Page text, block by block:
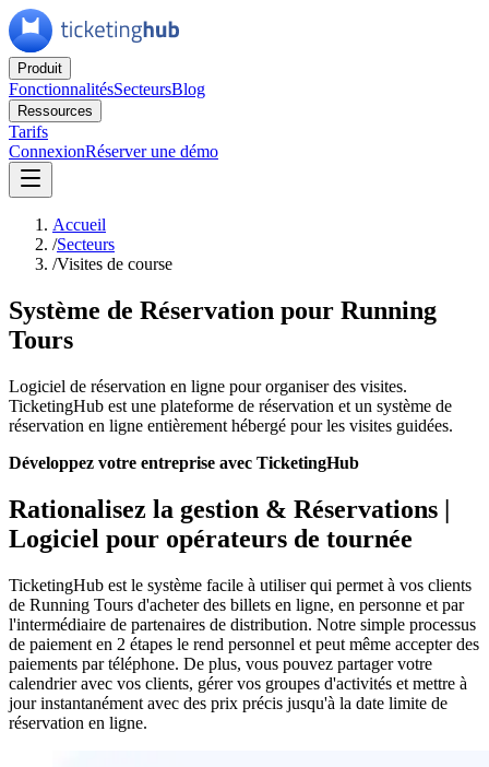
Produit
FonctionnalitésSecteursBlog
Ressources
Tarifs
ConnexionRéserver une démo
Accueil
/Secteurs
/Visites de course
Système de Réservation pour Running
Tours
Logiciel de réservation en ligne pour organiser des visites.
TicketingHub est une plateforme de réservation et un système de
réservation en ligne entièrement hébergé pour les visites guidées.
Développez votre entreprise avec TicketingHub
Rationalisez la gestion & Réservations |
Logiciel pour opérateurs de tournée
TicketingHub est le système facile à utiliser qui permet à vos clients
de Running Tours d'acheter des billets en ligne, en personne et par
l'intermédiaire de partenaires de distribution. Notre simple processus
de paiement en 2 étapes le rend personnel et peut même accepter des
paiements par téléphone. De plus, vous pouvez partager votre
calendrier avec vos clients, gérer vos groupes d'activités et mettre à
jour instantanément avec des prix précis jusqu'à la date limite de
réservation en ligne.